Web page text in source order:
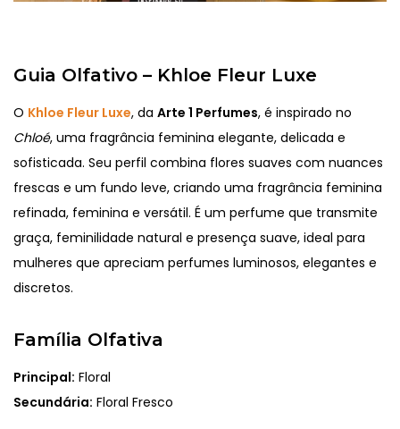
Guia Olfativo – Khloe Fleur Luxe
O Khloe Fleur Luxe, da Arte 1 Perfumes, é inspirado no
Chloé, uma fragrância feminina elegante, delicada e
sofisticada. Seu perfil combina flores suaves com nuances
frescas e um fundo leve, criando uma fragrância feminina
refinada, feminina e versátil. É um perfume que transmite
graça, feminilidade natural e presença suave, ideal para
mulheres que apreciam perfumes luminosos, elegantes e
discretos.
Família Olfativa
Principal: Floral
Secundária: Floral Fresco